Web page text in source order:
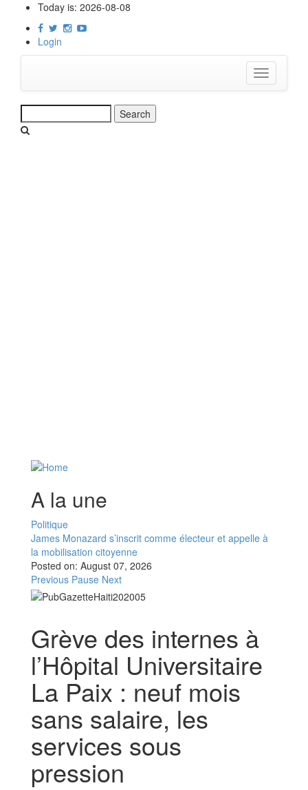
content
Today is: 2026-08-08
Login
Toggle
navigation
A la une
Politique
James Monazard s’inscrit comme électeur et appelle à
la mobilisation citoyenne
Posted on: August 07, 2026
Previous Pause Next
Grève des internes à
l’Hôpital Universitaire
La Paix : neuf mois
sans salaire, les
services sous
pression